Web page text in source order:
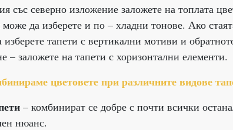
със северно изложение заложете на топлата
да изберете и по – хладни тонове. Ако
изберете тапети с вертикални мотиви и
– заложете на тапети с хоризонтални елементи.
цветовете при различните видове
– комбинират се добре с почти всички
нюанс.